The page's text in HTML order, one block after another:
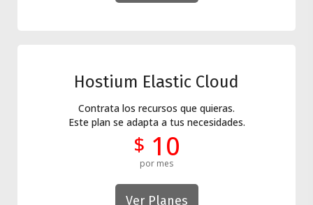
Hostium Elastic Cloud
Contrata los recursos que quieras.
Este plan se adapta a tus necesidades.
$ 10
por mes
Ver Planes